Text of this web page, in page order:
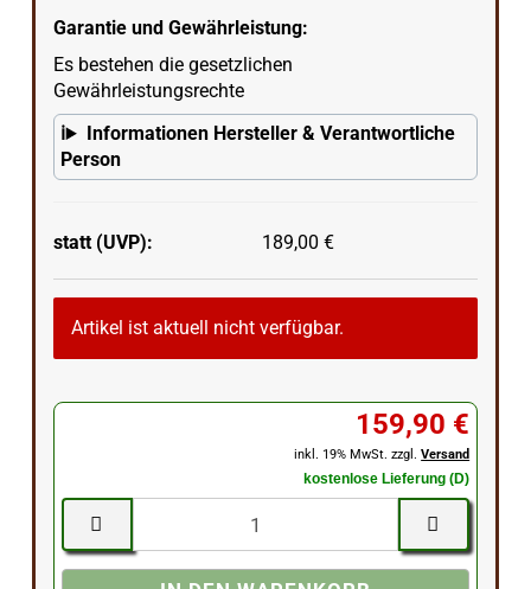
Garantie und Gewährleistung:
Es bestehen die gesetzlichen
Gewährleistungsrechte
Informationen Hersteller & Verantwortliche
Person
statt (UVP): 189,00 €
Artikel ist aktuell nicht verfügbar.
159,90 €
inkl. 19% MwSt. zzgl.Versand
kostenlose Lieferung (D)